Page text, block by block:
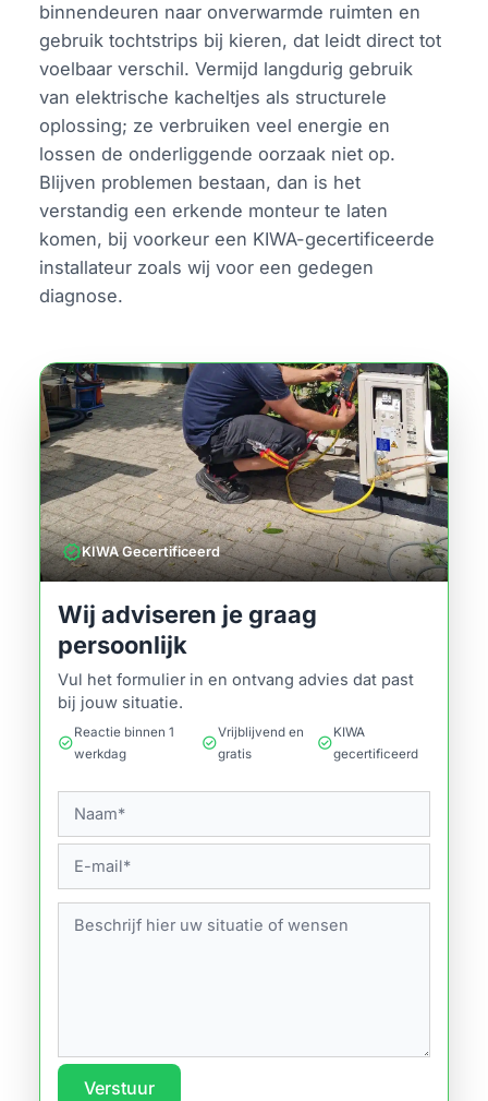
binnendeuren naar onverwarmde ruimten en
gebruik tochtstrips bij kieren, dat leidt direct tot
voelbaar verschil. Vermijd langdurig gebruik
van elektrische kacheltjes als structurele
oplossing; ze verbruiken veel energie en
lossen de onderliggende oorzaak niet op.
Blijven problemen bestaan, dan is het
verstandig een erkende monteur te laten
komen, bij voorkeur een KIWA-gecertificeerde
installateur zoals wij voor een gedegen
diagnose.
verifiedKIWA Gecertificeerd
Wij adviseren je graag
persoonlijk
Vul het formulier in en ontvang advies dat past
bij jouw situatie.
check_circle
Reactie binnen 1
werkdag
check_circle
Vrijblijvend en
gratis
check_circle
KIWA
gecertificeerd
Verstuur